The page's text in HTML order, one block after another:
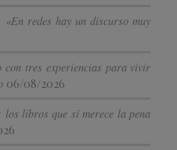
redes hay un discurso muy
con tres experiencias para vivir
06/08/2026
libros que sí merece la pena